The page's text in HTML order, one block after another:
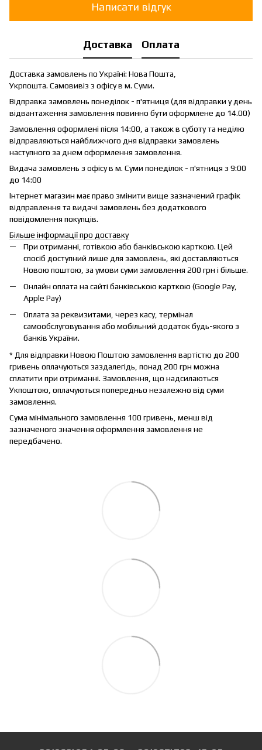
Написати відгук
Доставка Оплата
Доставка замовлень по Україні: Нова Пошта,
Укрпошта. Самовивіз з офісу в м. Суми.
Відправка замовлень понеділок - п'ятниця (для відправки у день
відвантаження замовлення повинно бути оформлене до 14.00)
Замовлення оформлені після 14:00, а також в суботу та неділю
відправляються найближчого дня відправки замовлень
наступного за днем оформлення замовлення.
Видача замовлень з офісу в м. Суми понеділок - п'ятниця з 9:00
до 14:00
Інтернет магазин має право змінити вище зазначений графік
відправлення та видачі замовлень без додаткового
повідомлення покупців.
Більше інформації про доставку
При отриманні, готівкою або банківською карткою. Цей
спосіб доступний лише для замовлень, які доставляються
Новою поштою, за умови суми замовлення 200 грн і більше.
Онлайн оплата на сайті банківською карткою (Google Pay,
Apple Pay)
Оплата за реквизитами, через касу, термінал
самообслуговування або мобільний додаток будь-якого з
банків України.
* Для відправки Новою Поштою замовлення вартістю до 200
гривень оплачуються заздалегідь, понад 200 грн можна
сплатити при отриманні. Замовлення, що надсилаються
Укпоштою, оплачуються попередньо незалежно від суми
замовлення.
Сума мінімального замовлення 100 гривень, менш від
зазначеного значення оформлення замовлення не
передбачено.